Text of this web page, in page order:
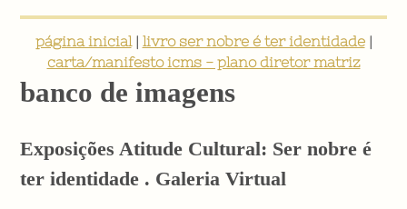
página inicial| livro ser nobre é ter identidade|
carta/manifesto icms - plano diretor matriz
banco de imagens
Exposições Atitude Cultural: Ser nobre é
ter identidade . Galeria Virtual